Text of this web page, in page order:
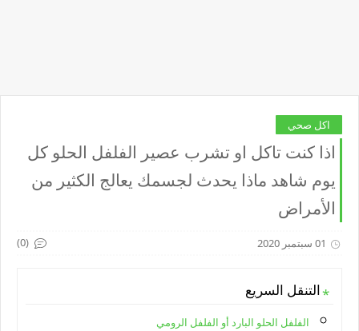
اكل صحي
اذا كنت تاكل او تشرب عصير الفلفل الحلو كل
يوم شاهد ماذا يحدث لجسمك يعالج الكثير من
الأمراض
01 سبتمبر 2020 (0)
التنقل السريع
الفلفل الحلو البارد أو الفلفل الرومي